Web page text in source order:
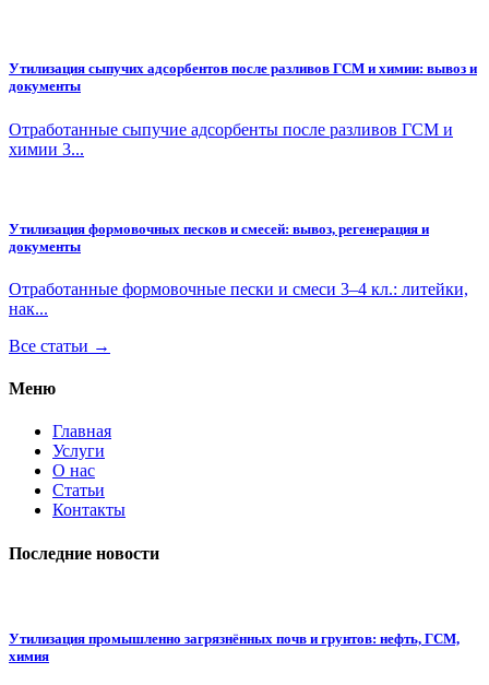
Утилизация сыпучих адсорбентов после разливов ГСМ и химии: вывоз и
документы
Отработанные сыпучие адсорбенты после разливов ГСМ и
химии 3...
Утилизация формовочных песков и смесей: вывоз, регенерация и
документы
Отработанные формовочные пески и смеси 3–4 кл.: литейки,
нак...
Все статьи →
Меню
Главная
Услуги
О нас
Статьи
Контакты
Последние новости
Утилизация промышленно загрязнённых почв и грунтов: нефть, ГСМ,
химия